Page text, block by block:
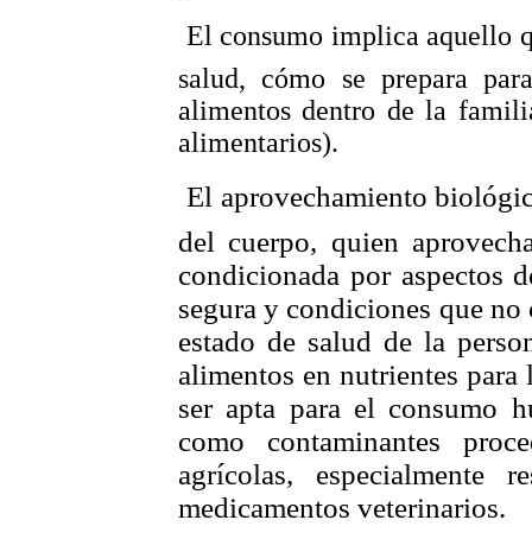
 El consumo implica aquello
salud, cómo se prepara
alimentos dentro de la
alimentarios).
El aprovechamiento
del cuerpo, quien
condicionada por aspectos
segura y condiciones que
estado de salud de la
alimentos en nutrientes
ser apta para el consumo
como contaminantes
agrícolas, especialmente
medicamentos veterinarios.